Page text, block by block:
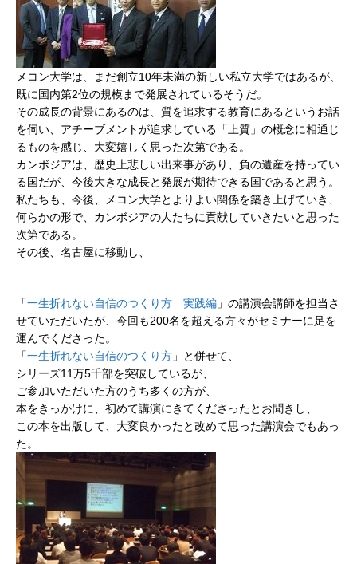
メコン大学は、まだ創立10年未満の新しい私立大学ではあるが、
既に国内第2位の規模まで発展されているそうだ。
その成長の背景にあるのは、質を追求する教育にあるというお話
を伺い、アチーブメントが追求している「上質」の概念に相通じ
るものを感じ、大変嬉しく思った次第である。
カンボジアは、歴史上悲しい出来事があり、負の遺産を持ってい
る国だが、今後大きな成長と発展が期待できる国であると思う。
私たちも、今後、メコン大学とよりよい関係を築き上げていき、
何らかの形で、カンボジアの人たちに貢献していきたいと思った
次第である。
その後、名古屋に移動し、
「一生折れない自信のつくり方 実践編 」の講演会講師を担当さ
せていただいたが、今回も200名を超える方々がセミナーに足を
運んでくださった。
「一生折れない自信のつくり方 」と併せて、
シリーズ11万5千部を突破しているが、
ご参加いただいた方のうち多くの方が、
本をきっかけに、初めて講演にきてくださったとお聞きし、
この本を出版して、大変良かったと改めて思った講演会でもあっ
た。